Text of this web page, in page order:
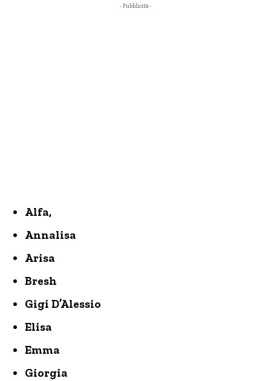
- Pubblicità -
Alfa,
Annalisa
Arisa
Bresh
Gigi D’Alessio
Elisa
Emma
Giorgia